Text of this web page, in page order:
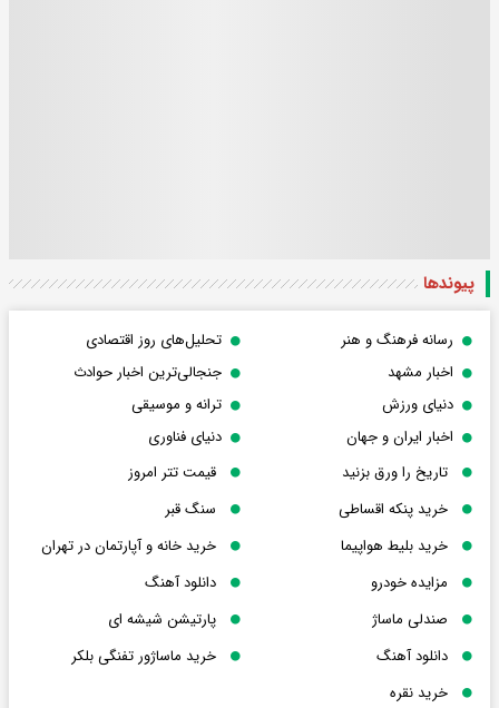
پیوندها
رسانه فرهنگ و هنر
تحلیل‌های روز اقتصادی
اخبار مشهد
جنجالی‌ترین اخبار حوادث
دنیای ورزش
ترانه و موسیقی
اخبار ایران و جهان
دنیای فناوری
تاریخ را ورق بزنید
قیمت تتر امروز
خرید پنکه اقساطی
سنگ قبر
خرید بلیط هواپیما
خرید خانه و آپارتمان در تهران
مزایده خودرو
دانلود آهنگ
صندلی ماساژ
پارتیشن شیشه ای
دانلود آهنگ
خرید ماساژور تفنگی بلکر
خرید نقره